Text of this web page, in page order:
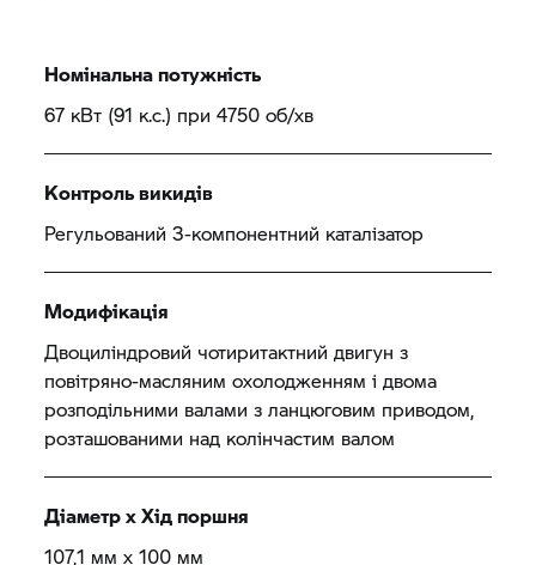
Номінальна потужність
67 кВт (91 к.с.) при 4750 об/хв
Контроль викидів
Регульований 3-компонентний каталізатор
Модифікація
Двоциліндровий чотиритактний двигун з
повітряно-масляним охолодженням і двома
розподільними валами з ланцюговим приводом,
розташованими над колінчастим валом
Діаметр x Хід поршня
107,1 мм x 100 мм